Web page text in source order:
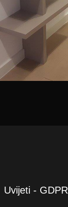
Uvijeti - GDPR